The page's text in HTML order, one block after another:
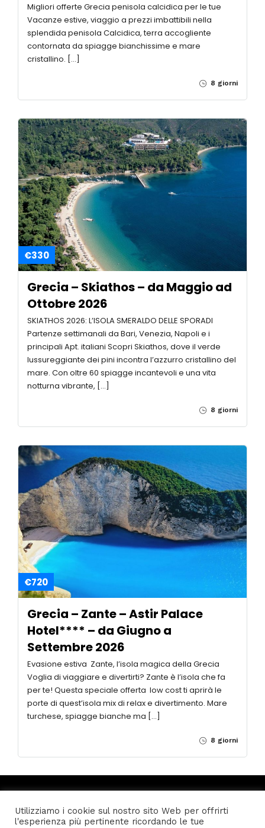
10 UsersOnline
Migliori offerte Grecia penisola calcidica per le tue
Vacanze estive, viaggio a prezzi imbattibili nella
splendida penisola Calcidica, terra accogliente
contornata da spiagge bianchissime e mare
cristallino. […]
8 giorni
€330
Grecia – Skiathos – da Maggio ad
Ottobre 2026
SKIATHOS 2026: L’ISOLA SMERALDO DELLE SPORADI
Partenze settimanali da Bari, Venezia, Napoli e i
principali Apt. italiani Scopri Skiathos, dove il verde
lussureggiante dei pini incontra l’azzurro cristallino del
mare. Con oltre 60 spiagge incantevoli e una vita
notturna vibrante, […]
8 giorni
€720
Grecia – Zante – Astir Palace
Hotel**** – da Giugno a
Settembre 2026
Evasione estiva Zante, l’isola magica della Grecia
Voglia di viaggiare e divertirti? Zante è l’isola che fa
per te! Questa speciale offerta low cost ti aprirà le
porte di quest’isola mix di relax e divertimento. Mare
turchese, spiagge bianche ma […]
8 giorni
Utilizziamo i cookie sul nostro sito Web per offrirti
l'esperienza più pertinente ricordando le tue